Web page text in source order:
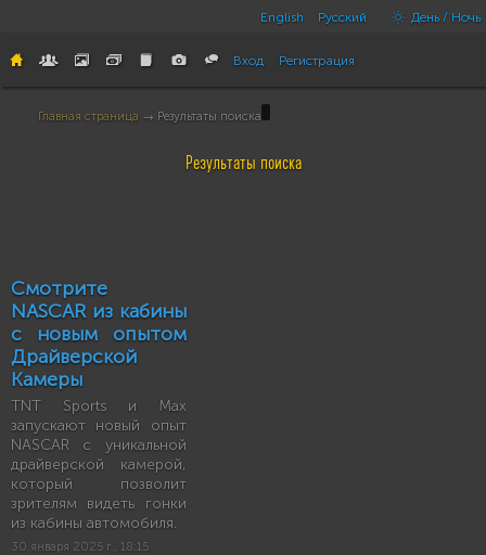
English Русский День / Ночь
Вход Регистрация
Главная страница → Результаты поиска
Результаты поиска
Смотрите
NASCAR из кабины
с новым опытом
Драйверской
Камеры
TNT Sports и Max
запускают новый опыт
NASCAR с уникальной
драйверской камерой,
который позволит
зрителям видеть гонки
из кабины автомобиля.
30 января 2025 г., 18:15